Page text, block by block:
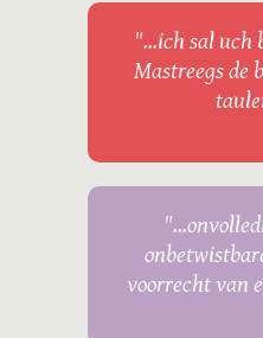
"...ich sal uch
Mastreegs de
voorrecht van